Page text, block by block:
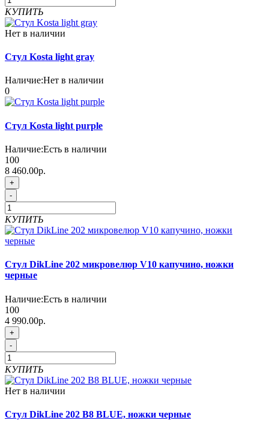
КУПИТЬ
Нет в наличии
Стул Kosta light gray
Наличие:Нет в наличии
0
Стул Kosta light purple
Наличие:Есть в наличии
100
8 460.00р.
+
-
КУПИТЬ
Стул DikLine 202 микровелюр V10 капучино, ножки
черные
Наличие:Есть в наличии
100
4 990.00р.
+
-
КУПИТЬ
Нет в наличии
Стул DikLine 202 B8 BLUE, ножки черные